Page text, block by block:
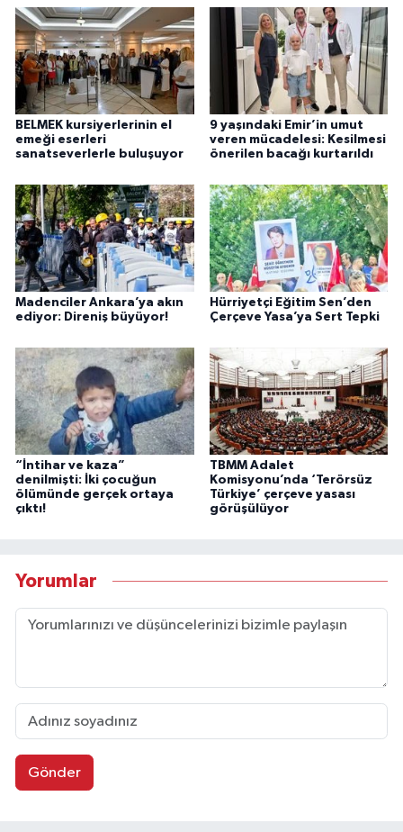
BELMEK kursiyerlerinin el
emeği eserleri
sanatseverlerle buluşuyor
9 yaşındaki Emir’in umut
veren mücadelesi: Kesilmesi
önerilen bacağı kurtarıldı
Madenciler Ankara’ya akın
ediyor: Direniş büyüyor!
Hürriyetçi Eğitim Sen’den
Çerçeve Yasa’ya Sert Tepki
“İntihar ve kaza”
denilmişti: İki çocuğun
ölümünde gerçek ortaya
çıktı!
TBMM Adalet
Komisyonu’nda ‘Terörsüz
Türkiye’ çerçeve yasası
görüşülüyor
Yorumlar
Gönder